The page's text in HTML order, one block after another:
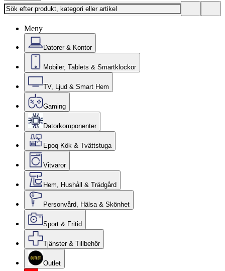
Meny
Datorer & Kontor
Mobiler, Tablets & Smartklockor
TV, Ljud & Smart Hem
Gaming
Datorkomponenter
Epoq Kök & Tvättstuga
Vitvaror
Hem, Hushåll & Trädgård
Personvård, Hälsa & Skönhet
Sport & Fritid
Tjänster & Tillbehör
Outlet